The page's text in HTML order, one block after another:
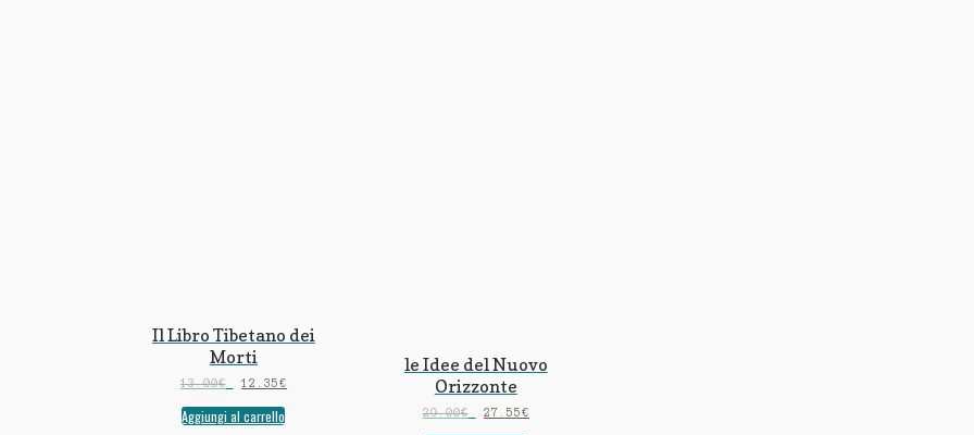
Il Libro Tibetano dei
Morti
13.00€ 12.35€
Aggiungi al carrello
le Idee del Nuovo
Orizzonte
29.00€ 27.55€